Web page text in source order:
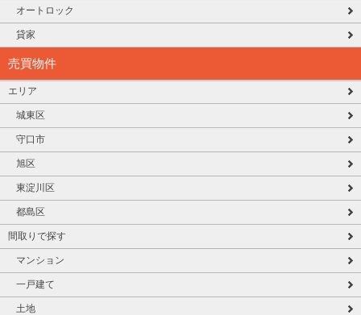
オートロック
貸家
売買物件
エリア
城東区
守口市
旭区
東淀川区
都島区
間取りで探す
マンション
一戸建て
土地